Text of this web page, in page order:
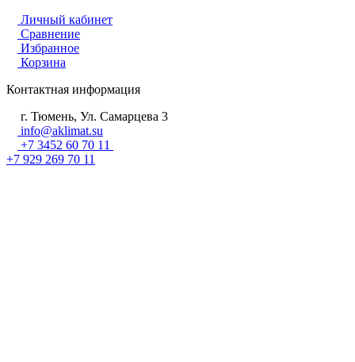
Личный кабинет
Сравнение
Избранное
Корзина
Контактная информация
г. Тюмень, Ул. Самарцева 3
info@aklimat.su
+7 3452 60 70 11
+7 929 269 70 11